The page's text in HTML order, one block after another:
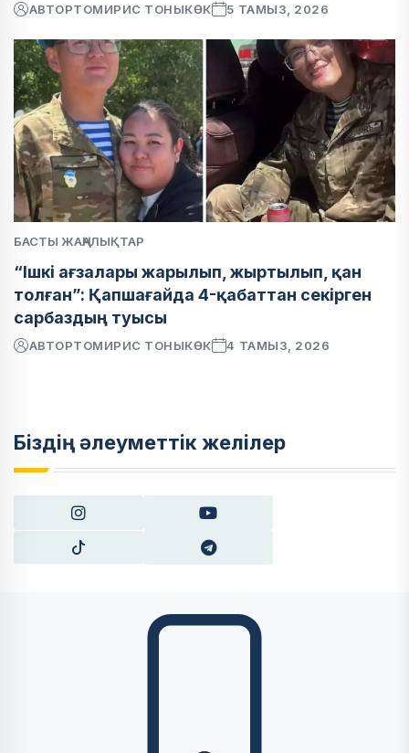
АВТОРТОМИРИС ТОНЫКӨК 5 ТАМЫЗ, 2026
БАСТЫ ЖАҢАЛЫҚТАР
“Ішкі ағзалары жарылып, жыртылып, қан
толған”: Қапшағайда 4-қабаттан секірген
сарбаздың туысы
АВТОРТОМИРИС ТОНЫКӨК 4 ТАМЫЗ, 2026
Біздің әлеуметтік желілер